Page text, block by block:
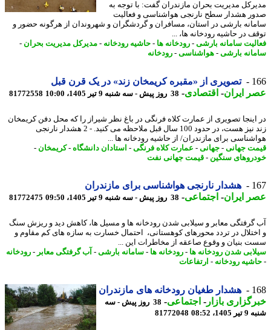
مدیریت بحران مازندران گفت: با توجه به
هشدار سطح نارنجی هواشناسی و فعالیت
بارشی در استان، مسافران و گردشگران و شهروندان از هرگونه حضور و
در حاشیه رودخانه ها، ...
سامانه بارشی -رودخانه ها- حاشیه رودخانه-مدیرکل مدیریت بحران-
بارشی -هواشناسی-رودخانه
تصویری از «مقبره کریمخان زند» در یک قرن قبل
ایران- اقتصادی-38 روز پیش - سه شنبه 9 تیر 1405، 10:00 81772558
تصویری از عمارت کلاه فرنگی در باغ نظر شیراز را که محل دفن کریمخان
زند نیز هست، در حدود 100 سال قبل ملاحظه می کنید. - 2 هشدار نارنجی
برای مازندران/ از حاشیه رودخانه ها ...
جهانی-جهانی-عمارت کلاه فرنگی -استادان دانشگاه-کریمخان-
سنگین-قیمت جهانی نفت
هشدار نارنجی هواشناسی برای مازندران
ایران- اجتماعی-38 روز پیش - سه شنبه 9 تیر 1405، 09:50 81772475
معابر و سیلابی شدن رودخانه ها و مسیل ها، کاهش دید و ریزش سنگ
در تردد محورهای کوهستانی، ️ احتمال خسارت به سازه های کم مقاوم و
بنیان و️ وقوع صاعقه از مخاطرات این ...
شدن رودخانه ها- رودخانه ها- سامانه بارشی -آب گرفتگی معابر-رودخانه
رودخانه-ارتفاعات
هشدار طغیان رودخانه های مازندران
بازار- اجتماعی-
38 روز پیش - سه
08:52
81772048